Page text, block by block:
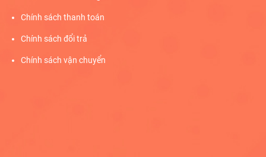
Chính sách thanh toán
Chính sách đổi trả
Chính sách vận chuyển